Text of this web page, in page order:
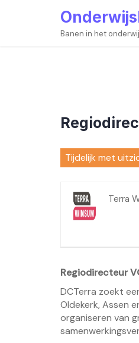
Banen in het
Tijdelijk met
Terra
Regiodirecteur
DCTerra zoekt
Oldekerk, Assen
organiseren van